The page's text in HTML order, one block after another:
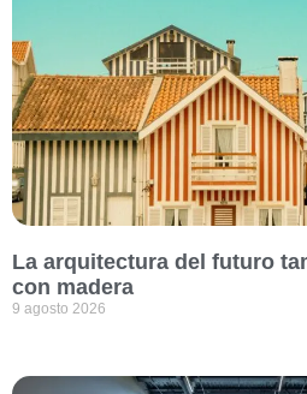
La arquitectura del futuro
con madera
9 agosto 2026